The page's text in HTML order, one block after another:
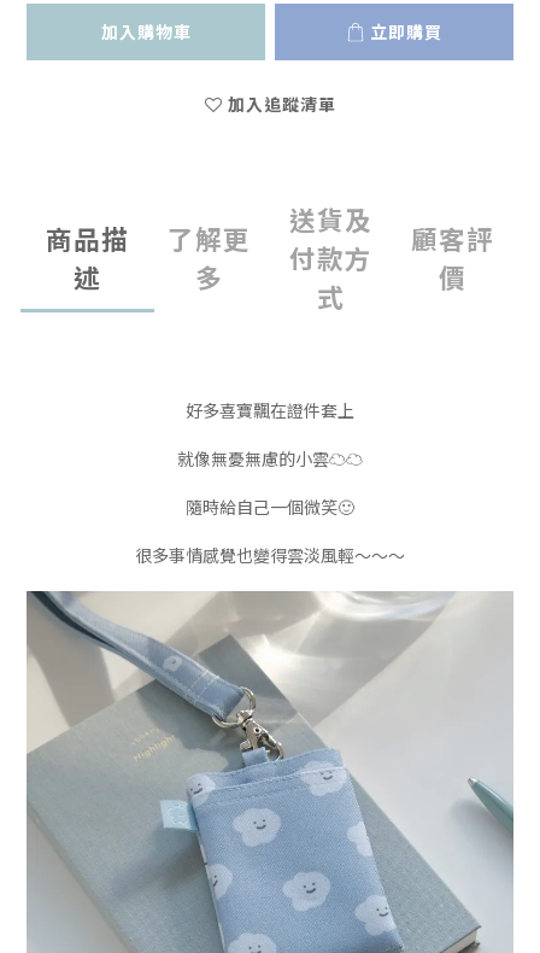
加入購物車 立即購買
加入追蹤清單
商品描
述
了解更
多
送貨及
付款方
式
顧客評
價
好多喜寶飄在證件套上
就像無憂無慮的小雲☁️☁️
隨時給自己一個微笑🙂️
很多事情感覺也變得雲淡風輕～～～